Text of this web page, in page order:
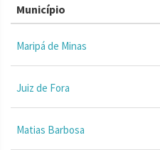
Município
Maripá de Minas
Juiz de Fora
Matias Barbosa